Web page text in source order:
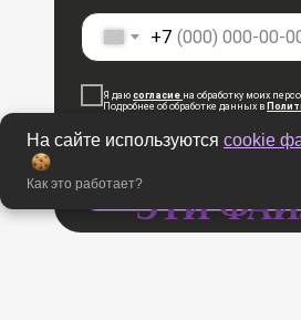
На сайте используются cookie
Как это работает?
+7
Я даю согласие на обработку моих
Подробнее об обработке данных в
ДАЙТЕ
ЭТИ